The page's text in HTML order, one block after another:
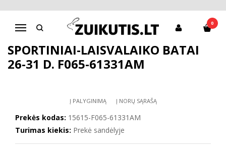
Navigacija
0
Pagrindinis
Sportiniai bateliai
Sportiniai-laisvalaiko batai 26-31 d. F065-61331AM
SPORTINIAI-LAISVALAIKO BATAI
26-31 D. F065-61331AM
Į PALYGINIMĄ Į NORŲ SĄRAŠĄ
Prekės kodas: 15615-F065-61331AM
Turimas kiekis: Prekė sandėlyje